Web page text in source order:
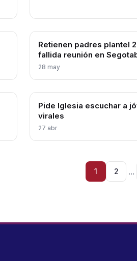
Retienen padres plantel
fallida reunión en
28 may
Pide Iglesia escuchar a
virales
27 abr
1 2 ...